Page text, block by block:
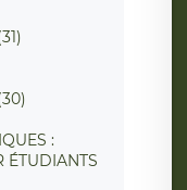
:
ÉTUDIANTS